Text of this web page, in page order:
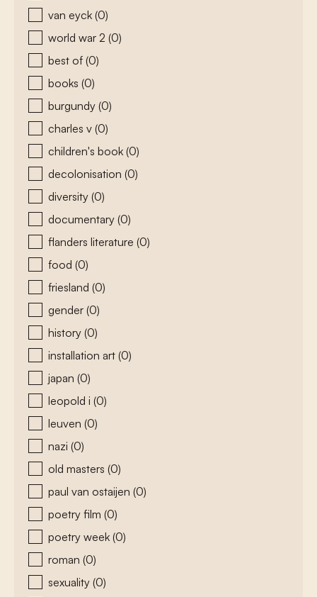
van eyck (0)
world war 2 (0)
best of (0)
books (0)
burgundy (0)
charles v (0)
children's book (0)
decolonisation (0)
diversity (0)
documentary (0)
flanders literature (0)
food (0)
friesland (0)
gender (0)
history (0)
installation art (0)
japan (0)
leopold i (0)
leuven (0)
nazi (0)
old masters (0)
paul van ostaijen (0)
poetry film (0)
poetry week (0)
roman (0)
sexuality (0)